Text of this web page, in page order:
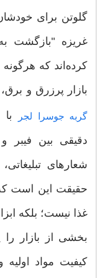
گلوتن برای خودشان
غریزه "بازگشت
کرده‌اند که
بازار پرزرق و
گربه جوسرا لجر
دقیقی بین فیبر و
شعارهای
غذا نیست؛ بلکه
بخشی از بازار
کیفیت مواد اولیه